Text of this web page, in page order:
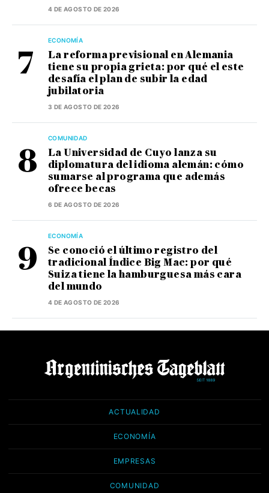
4 DE AGOSTO DE 2026
ECONOMÍA
La reforma previsional en Alemania
tiene su propia grieta: por qué el este
desafía el plan de subir la edad
jubilatoria
3 DE AGOSTO DE 2026
COMUNIDAD
La Universidad de Cuyo lanza su
diplomatura del idioma alemán: cómo
sumarse al programa que además
ofrece becas
6 DE AGOSTO DE 2026
ECONOMÍA
Se conoció el último registro del
tradicional Índice Big Mac: por qué
Suiza tiene la hamburguesa más cara
del mundo
4 DE AGOSTO DE 2026
ACTUALIDAD
ECONOMÍA
EMPRESAS
COMUNIDAD